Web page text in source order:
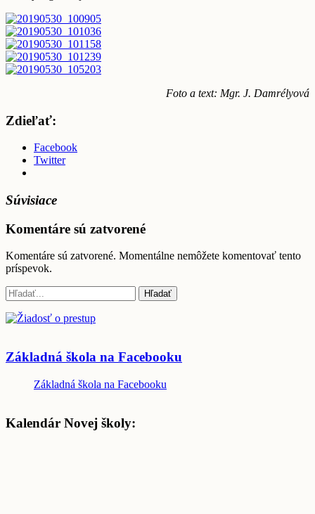
Foto a text: Mgr. J. Damrélyová
Zdieľať:
Facebook
Twitter
Súvisiace
Komentáre sú zatvorené
Komentáre sú zatvorené. Momentálne nemôžete komentovať tento
príspevok.
Základná škola na Facebooku
Základná škola na Facebooku
Kalendár Novej školy: